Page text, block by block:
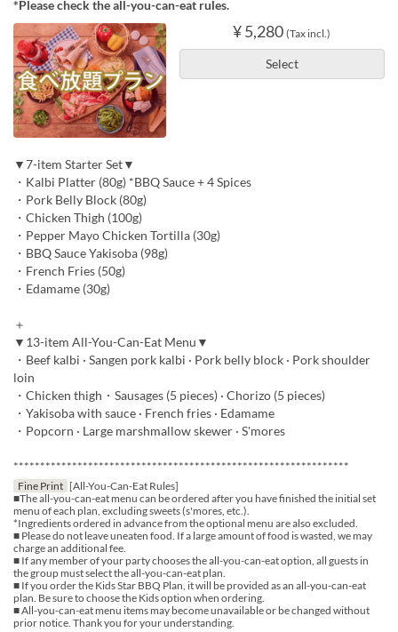
*Please check the all-you-can-eat rules.
¥ 5,280 (Tax incl.)
Select
▼7-item Starter Set▼
・Kalbi Platter (80g) *BBQ Sauce + 4 Spices
・Pork Belly Block (80g)
・Chicken Thigh (100g)
・Pepper Mayo Chicken Tortilla (30g)
・BBQ Sauce Yakisoba (98g)
・French Fries (50g)
・Edamame (30g)
＋
▼13-item All-You-Can-Eat Menu▼
・Beef kalbi · Sangen pork kalbi · Pork belly block · Pork shoulder
loin
・Chicken thigh・Sausages (5 pieces) · Chorizo (5 pieces)
・Yakisoba with sauce · French fries · Edamame
・Popcorn · Large marshmallow skewer · S'mores
***************************************************************
Fine Print [All-You-Can-Eat Rules]
■The all-you-can-eat menu can be ordered after you have finished the initial set
menu of each plan, excluding sweets (s'mores, etc.).
*Ingredients ordered in advance from the optional menu are also excluded.
■ Please do not leave uneaten food. If a large amount of food is wasted, we may
charge an additional fee.
■ If any member of your party chooses the all-you-can-eat option, all guests in
the group must select the all-you-can-eat plan.
■ If you order the Kids Star BBQ Plan, it will be provided as an all-you-can-eat
plan. Be sure to choose the Kids option when ordering.
■ All-you-can-eat menu items may become unavailable or be changed without
prior notice. Thank you for your understanding.